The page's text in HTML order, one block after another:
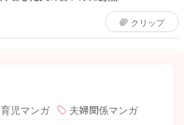
クリップ
育児マンガ
夫婦関係マンガ